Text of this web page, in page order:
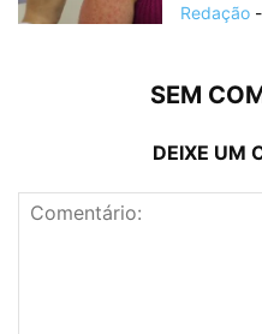
Redação -
SEM
DEIXE UM